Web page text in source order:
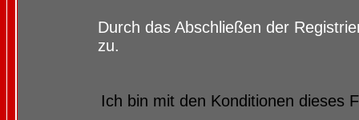
Durch das Abschließen der
zu.
Ich bin mit den Konditionen dieses